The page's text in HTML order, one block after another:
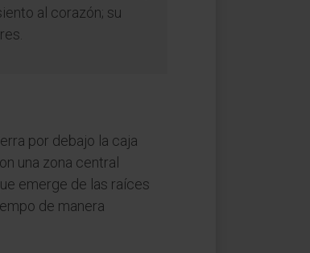
al corazón; su
por debajo la caja
una zona central
emerge de las raíces
de manera